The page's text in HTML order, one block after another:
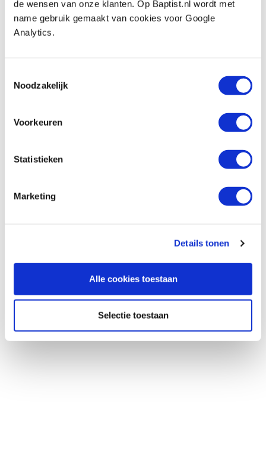
de wensen van onze klanten. Op Baptist.nl wordt met
name gebruik gemaakt van cookies voor Google
Analytics.
Noodzakelijk
Voorkeuren
Statistieken
Marketing
Details tonen
Alle cookies toestaan
Selectie toestaan
Produktnummer: 33931
1